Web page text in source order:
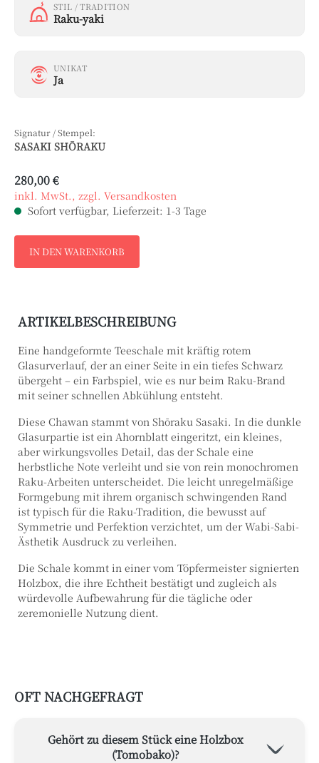
STIL / TRADITION
Raku-yaki
UNIKAT
Ja
Signatur / Stempel:
SASAKI SHŌRAKU
280,00 €
inkl. MwSt., zzgl. Versandkosten
Sofort verfügbar, Lieferzeit: 1-3 Tage
IN DEN WARENKORB
ARTIKELBESCHREIBUNG
Eine handgeformte Teeschale mit kräftig rotem
Glasurverlauf, der an einer Seite in ein tiefes Schwarz
übergeht – ein Farbspiel, wie es nur beim Raku-Brand
mit seiner schnellen Abkühlung entsteht.
Diese Chawan stammt von Shōraku Sasaki. In die dunkle
Glasurpartie ist ein Ahornblatt eingeritzt, ein kleines,
aber wirkungsvolles Detail, das der Schale eine
herbstliche Note verleiht und sie von rein monochromen
Raku-Arbeiten unterscheidet. Die leicht unregelmäßige
Formgebung mit ihrem organisch schwingenden Rand
ist typisch für die Raku-Tradition, die bewusst auf
Symmetrie und Perfektion verzichtet, um der Wabi-Sabi-
Ästhetik Ausdruck zu verleihen.
Die Schale kommt in einer vom Töpfermeister signierten
Holzbox, die ihre Echtheit bestätigt und zugleich als
würdevolle Aufbewahrung für die tägliche oder
zeremonielle Nutzung dient.
OFT NACHGEFRAGT
Gehört zu diesem Stück eine Holzbox
(Tomobako)?